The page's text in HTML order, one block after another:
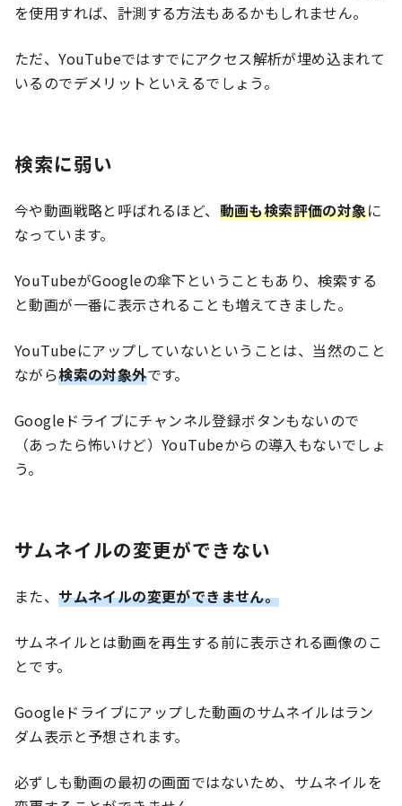
を使用すれば、計測する方法もあるかもしれません。
ただ、YouTubeではすでにアクセス解析が埋め込まれて
いるのでデメリットといえるでしょう。
検索に弱い
今や動画戦略と呼ばれるほど、 動画も検索評価の対象に
なっています。
YouTubeがGoogleの傘下ということもあり、検索する
と動画が一番に表示されることも増えてきました。
YouTubeにアップしていないということは、当然のこと
ながら検索の対象外です。
Googleドライブにチャンネル登録ボタンもないので
（あったら怖いけど）YouTubeからの導入もないでしょ
う。
サムネイルの変更ができない
また、サムネイルの変更ができません。
サムネイルとは動画を再生する前に表示される画像のこ
とです。
Googleドライブにアップした動画のサムネイルはラン
ダム表示と予想されます。
必ずしも動画の最初の画面ではないため、サムネイルを